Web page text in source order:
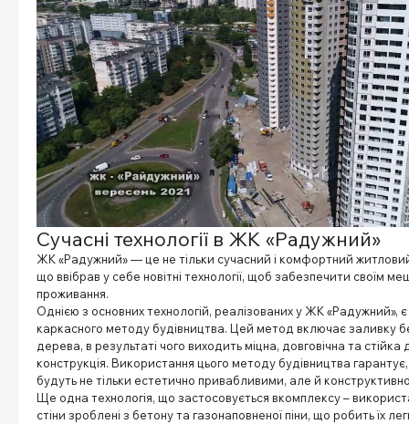
Сучасні технології в ЖК «Радужний»
ЖК «Радужний» — це не тільки сучасний і комфортний
що ввібрав у себе новітні технології, щоб забезпечити своїм
проживання.
Однією з основних технологій, реалізованих у ЖК «Радужний»,
каркасного методу будівництва. Цей метод включає заливку
дерева, в результаті чого виходить міцна, довговічна та стійка
конструкція. Використання цього методу будівництва
будуть не тільки естетично привабливими, але й
Ще одна технологія, що застосовується вкомплексу –
стіни зроблені з бетону та газонаповненої піни, що робить їх